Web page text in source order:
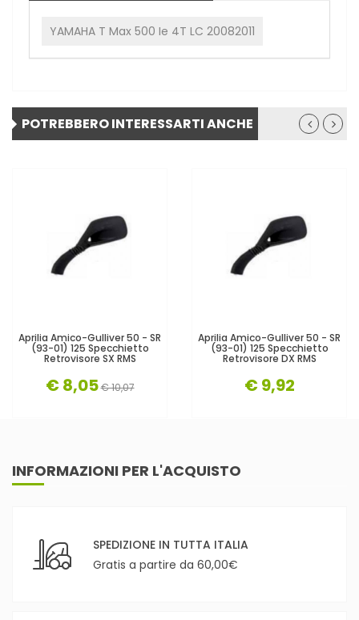
YAMAHA T Max 500 Ie 4T LC 20082011
POTREBBERO INTERESSARTI ANCHE
Aprilia Amico-Gulliver 50 - SR
(93-01) 125 Specchietto
Retrovisore SX RMS
€ 8,05€ 10,07
Aprilia Amico-Gulliver 50 - SR
(93-01) 125 Specchietto
Retrovisore DX RMS
€ 9,92
INFORMAZIONI PER L'ACQUISTO
SPEDIZIONE IN TUTTA ITALIA
Gratis a partire da 60,00€